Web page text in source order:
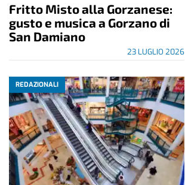
Fritto Misto alla Gorzanese:
gusto e musica a Gorzano di
San Damiano
23 LUGLIO 2026
REDAZIONALI